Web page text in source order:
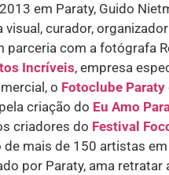
em Paraty, Guido
curador,
parceria com a fotógrafa
Incríveis, empresa
o Fotoclube Paraty
criação do Eu Amo
criadores do Festival
de mais de 150 artistas
por Paraty, ama retratar